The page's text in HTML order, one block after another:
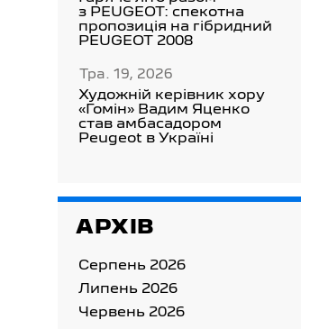
з PEUGEOT: спекотна
пропозиція на гібридний
PEUGEOT 2008
Тра. 19, 2026
Художній керівник хору
«Гомін» Вадим Яценко
став амбасадором
Peugeot в Україні
АРХІВ
Серпень 2026
Липень 2026
Червень 2026